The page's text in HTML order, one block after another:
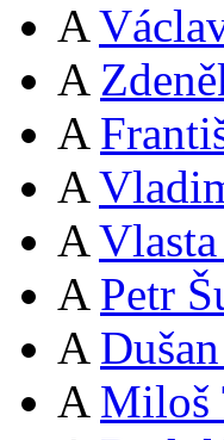
A
A
A
A
A
A Petr
A
A Miloš